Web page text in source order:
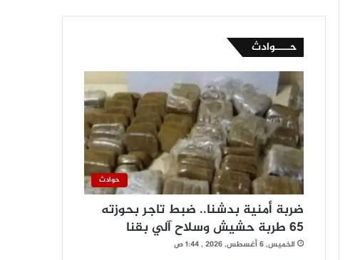
حــــوادث
حوادث
ضربة أمنية بدشنا.. ضبط تاجر بحوزته
65 طربة حشيش وسلاح آلي بقنا
الخميس, 6 أغسطس, 2026 , 1:44 ص